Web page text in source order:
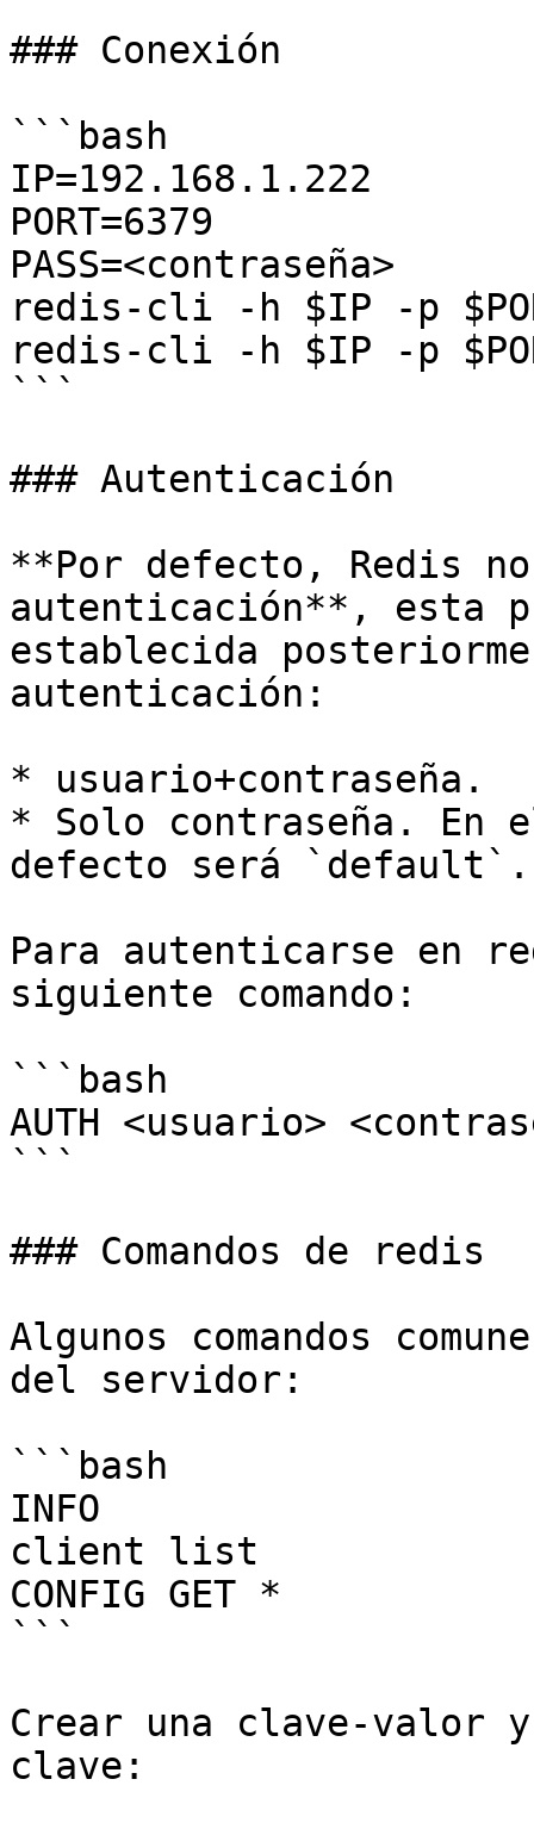
### Conexión
```bash
IP=192.168.1.222
PORT=6379
PASS=<contraseña>
redis-cli -h $IP -p
redis-cli -h $IP -p
```
### Autenticación
**Por defecto, Redis
autenticación**, esta
establecida
autenticación:
* usuario+contraseña.
* Solo contraseña. En
defecto será `default`.
Para autenticarse en
siguiente comando:
```bash
AUTH <usuario>
```
### Comandos de redis
Algunos comandos
del servidor:
```bash
INFO
client list
CONFIG GET *
```
Crear una clave-valor
clave: